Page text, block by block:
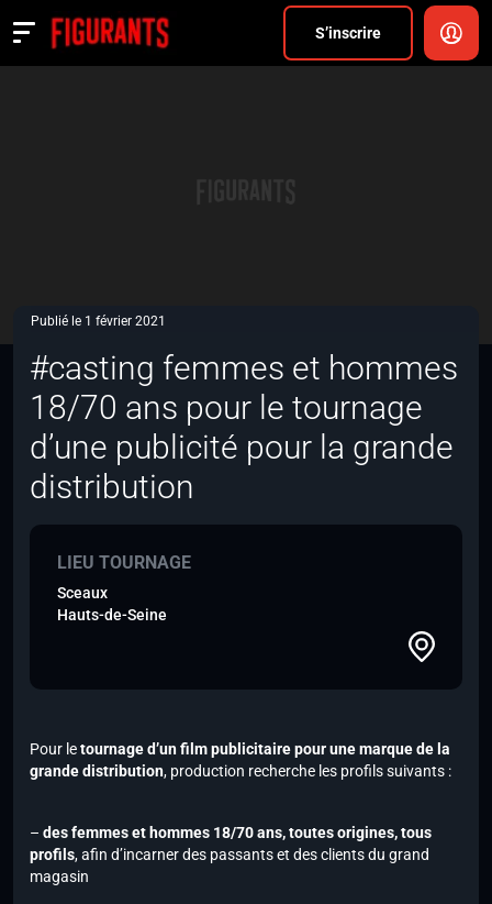
S’inscrire
Actualités
Publié le 1 février 2021
#casting femmes et hommes
18/70 ans pour le tournage
d’une publicité pour la grande
distribution
LIEU TOURNAGE
Sceaux
Hauts-de-Seine
Pour letournage d’un film publicitaire pour une marque de la
grande distribution, production recherche les profils suivants :
– des femmes et hommes 18/70 ans, toutes origines, tous
profils, afin d’incarner des passants et des clients du grand
magasin